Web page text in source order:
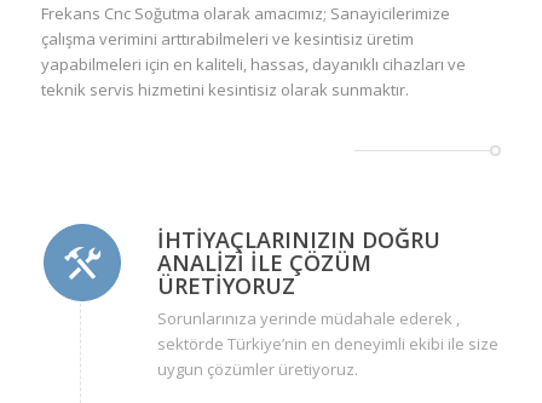
Frekans Cnc Soğutma olarak amacımız; Sanayicilerimize
çalışma verimini arttırabilmeleri ve kesintisiz üretim
yapabilmeleri için en kaliteli, hassas, dayanıklı cihazları ve
teknik servis hizmetini kesintisiz olarak sunmaktır.
İHTIYAÇLARINIZIN DOĞRU
ANALIZI ILE ÇÖZÜM
ÜRETIYORUZ
Sorunlarınıza yerinde müdahale ederek ,
sektörde Türkiye’nin en deneyimli ekibi ile size
uygun çözümler üretiyoruz.